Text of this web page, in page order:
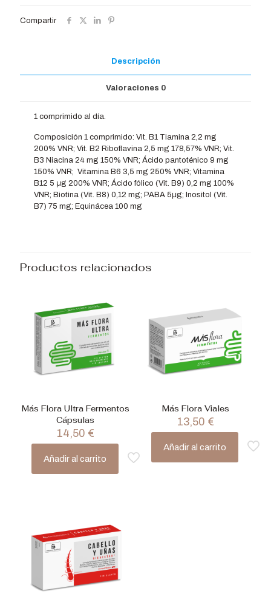
Compartir
Descripción
Valoraciones 0
1 comprimido al día.
Composición 1 comprimido: Vit. B1 Tiamina 2,2 mg
200% VNR; Vit. B2 Riboflavina 2,5 mg 178,57% VNR; Vit.
B3 Niacina 24 mg 150% VNR; Ácido pantoténico 9 mg
150% VNR; Vitamina B6 3,5 mg 250% VNR; Vitamina
B12 5 μg 200% VNR; Ácido fólico (Vit. B9) 0,2 mg 100%
VNR; Biotina (Vit. B8) 0,12 mg; PABA 5μg; Inositol (Vit.
B7) 75 mg; Equinácea 100 mg
Productos relacionados
Más Flora Ultra Fermentos
Cápsulas
14,50 €
Añadir al carrito
Más Flora Viales
13,50 €
Añadir al carrito